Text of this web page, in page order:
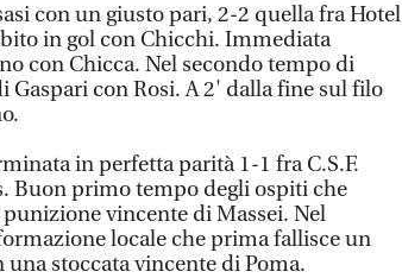
con un giusto pari, 2-2 quella fra Hotel
in gol con Chicchi. Immediata
con Chicca. Nel secondo tempo di
Gaspari con Rosi. A 2' dalla fine sul filo
in perfetta parità 1-1 fra C.S.F.
Buon primo tempo degli ospiti che
vincente di Massei. Nel
locale che prima fallisce un
stoccata vincente di Poma.